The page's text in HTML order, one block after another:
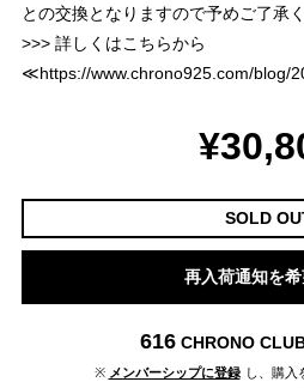
との交換となりますので予めご了承く
>>> 詳しくはこちらから
≪https://www.chrono925.com/blog/
SOLD
再入荷通知を
616 CHRONO
※ メンバーシップに登録 し、購入